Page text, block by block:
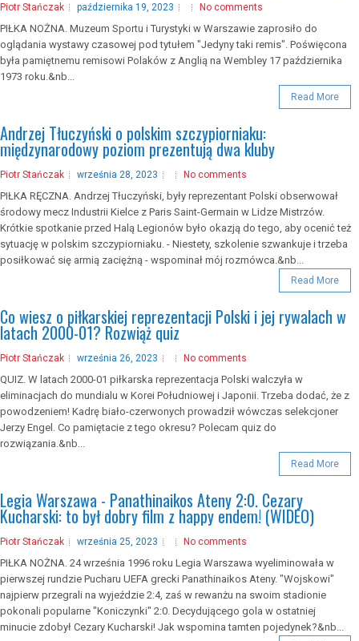
Piotr Stańczak października 19, 2023 No comments
PIŁKA NOŻNA. Muzeum Sportu i Turystyki w Warszawie zaprosiło do
oglądania wystawy czasowej pod tytułem "Jedyny taki remis". Poświęcona
była pamiętnemu remisowi Polaków z Anglią na Wembley 17 października
1973 roku.&nb...
Read More
Andrzej Tłuczyński o polskim szczypiorniaku:
międzynarodowy poziom prezentują dwa kluby
Piotr Stańczak września 28, 2023 No comments
PIŁKA RĘCZNA. Andrzej Tłuczyński, były reprezentant Polski obserwował
środowy mecz Industrii Kielce z Paris Saint-Germain w Lidze Mistrzów.
Krótkie spotkanie przed Halą Legionów było okazją do tego, aby ocenić też
sytuację w polskim szczypiorniaku. - Niestety, szkolenie szwankuje i trzeba
posiłkować się armią zaciężną - wspominał mój rozmówca.&nb...
Read More
Co wiesz o piłkarskiej reprezentacji Polski i jej rywalach w
latach 2000-01? Rozwiąż quiz
Piotr Stańczak września 26, 2023 No comments
QUIZ. W latach 2000-01 piłkarska reprezentacja Polski walczyła w
eliminacjach do mundialu w Korei Południowej i Japonii. Trzeba dodać, że z
powodzeniem! Kadrę biało-czerwonych prowadził wówczas selekcjoner
Jerzy Engel. Co pamiętacie z tego okresu? Polecam quiz do
rozwiązania.&nb...
Read More
Legia Warszawa - Panathinaikos Ateny 2:0. Cezary
Kucharski: to był dobry film z happy endem! (WIDEO)
Piotr Stańczak września 25, 2023 No comments
PIŁKA NOŻNA. 24 września 1996 roku Legia Warszawa wyeliminowała w
pierwszej rundzie Pucharu UEFA grecki Panathinaikos Ateny. "Wojskowi"
najpierw przegrali na wyjeździe 2:4, zaś w rewanżu na swoim stadionie
pokonali popularne "Koniczynki" 2:0. Decydującego gola w ostatniej
minucie zdobył Cezary Kucharski! Jak wspomina tamten pojedynek?&nb...